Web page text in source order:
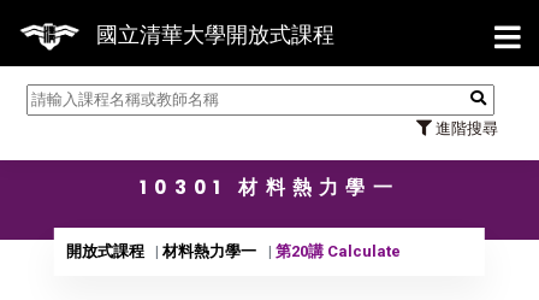
國立清華大學開放式課程
進階搜尋
【
10301 材料熱力學一
開放式課程 材料熱力學一 第20講 Calculate